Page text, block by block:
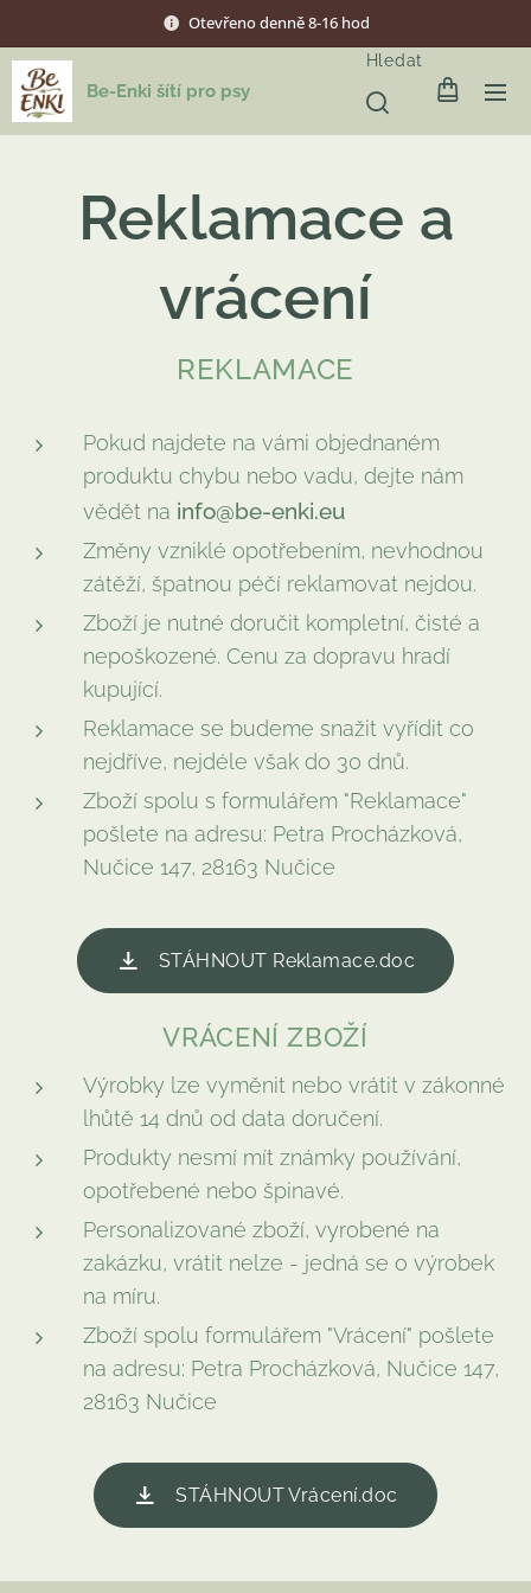
Otevřeno denně 8-16 hod
Be-Enki šítí pro psy
Hledat
Reklamace a
vrácení
REKLAMACE
Pokud najdete na vámi objednaném
produktu chybu nebo vadu, dejte nám
vědět na info@be-enki.eu
Změny vzniklé opotřebením, nevhodnou
zátěží, špatnou péčí reklamovat nejdou.
Zboží je nutné doručit kompletní, čisté a
nepoškozené. Cenu za dopravu hradí
kupující.
Reklamace se budeme snažit vyřídit co
nejdříve, nejdéle však do 30 dnů.
Zboží spolu s formulářem "Reklamace"
pošlete na adresu: Petra Procházková,
Nučice 147, 28163 Nučice
STÁHNOUT Reklamace.doc
VRÁCENÍ ZBOŽÍ
Výrobky lze vyměnit nebo vrátit v zákonné
lhůtě 14 dnů od data doručení.
Produkty nesmí mít známky používání,
opotřebené nebo špinavé.
Personalizované zboží, vyrobené na
zakázku, vrátit nelze - jedná se o výrobek
na míru.
Zboží spolu formulářem "Vrácení" pošlete
na adresu: Petra Procházková, Nučice 147,
28163 Nučice
STÁHNOUT Vrácení.doc